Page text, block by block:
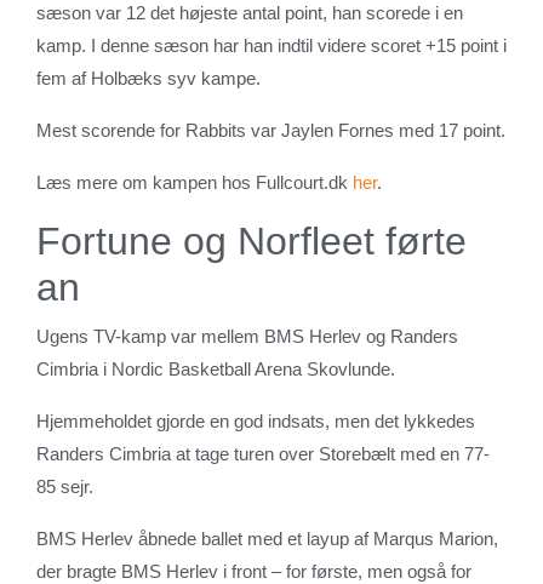
sæson var 12 det højeste antal point, han scorede i en
kamp. I denne sæson har han indtil videre scoret +15 point i
fem af Holbæks syv kampe.
Mest scorende for Rabbits var Jaylen Fornes med 17 point.
Læs mere om kampen hos Fullcourt.dk her.
Fortune og Norfleet førte
an
Ugens TV-kamp var mellem BMS Herlev og Randers
Cimbria i Nordic Basketball Arena Skovlunde.
Hjemmeholdet gjorde en god indsats, men det lykkedes
Randers Cimbria at tage turen over Storebælt med en 77-
85 sejr.
BMS Herlev åbnede ballet med et layup af Marqus Marion,
der bragte BMS Herlev i front – for første, men også for